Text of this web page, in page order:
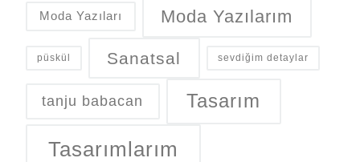
Moda Yazıları Moda Yazılarım
püskül Sanatsal sevdiğim detaylar
tanju babacan Tasarım
Tasarımlarım